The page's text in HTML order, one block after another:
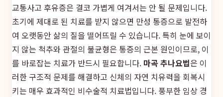
교통사고 후유증은 결코 가볍게 여겨서는 안 될 문제입니다.
초기에 제대로 된 치료를 받지 않으면 만성 통증으로 발전하
여 오랫동안 삶의 질을 떨어뜨릴 수 있습니다. 특히 눈에 보이
지 않는 척추와 관절의 불균형은 통증의 근본 원인이므로, 이
를 바로잡는 치료가 반드시 필요합니다. 마곡 추나요법은 이
러한 구조적 문제를 해결하고 신체의 자연 치유력을 회복시
키는 매우 효과적인 비수술적 치료법입니다. 풍부한 임상 경